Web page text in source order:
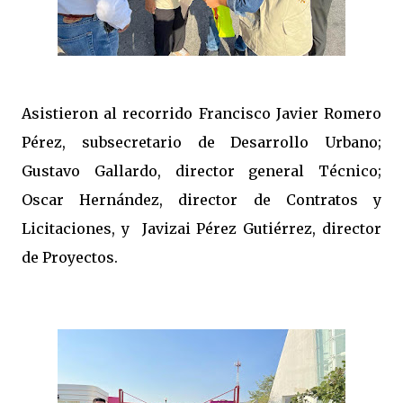
Asistieron al recorrido Francisco Javier Romero
Pérez, subsecretario de Desarrollo Urbano;
Gustavo Gallardo, director general Técnico;
Oscar Hernández, director de Contratos y
Licitaciones, y Javizai Pérez Gutiérrez, director
de Proyectos.